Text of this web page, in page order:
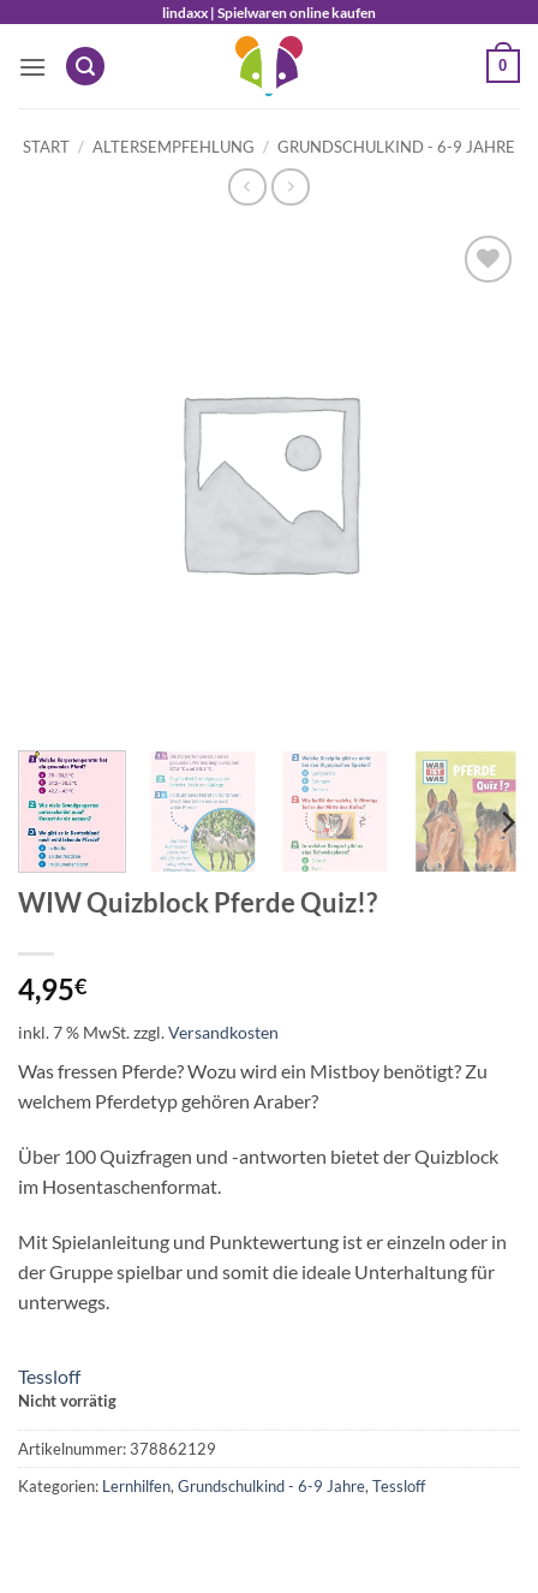
springen
lindaxx | Spielwaren online kaufen
0
START / ALTERSEMPFEHLUNG / GRUNDSCHULKIND - 6-9 JAHRE
WIW Quizblock Pferde Quiz!?
4,95€
inkl. 7 % MwSt.zzgl.Versandkosten
Was fressen Pferde? Wozu wird ein Mistboy benötigt? Zu
welchem Pferdetyp gehören Araber?
Über 100 Quizfragen und -antworten bietet der Quizblock
im Hosentaschenformat.
Mit Spielanleitung und Punktewertung ist er einzeln oder in
der Gruppe spielbar und somit die ideale Unterhaltung für
unterwegs.
Tessloff
Nicht vorrätig
Artikelnummer:378862129
Kategorien: Lernhilfen, Grundschulkind - 6-9 Jahre, Tessloff